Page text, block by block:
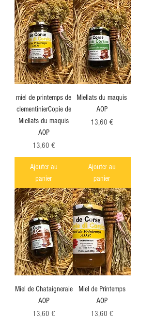
miel de printemps de
clementinierCopie de
Miellats du maquis
AOP
Prix
13,60 €
Ajouter au
panier
Miellats du maquis
AOP
Prix
13,60 €
Ajouter au
panier
Miel de Chataigneraie
AOP
Prix
13,60 €
Miel de Printemps
AOP
Prix
13,60 €